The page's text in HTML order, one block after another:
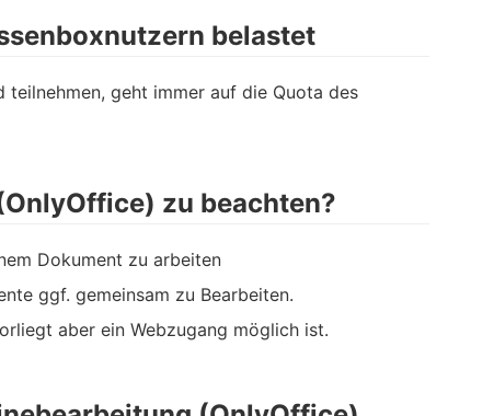
belastet
geht immer auf die Quota des
zu beachten?
Dokument zu arbeiten
ggf. gemeinsam zu Bearbeiten.
aber ein Webzugang möglich ist.